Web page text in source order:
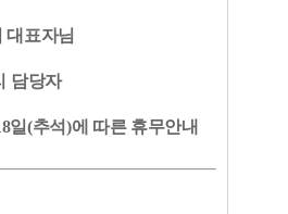
대표자님
담당자
일(추석)에 따른 휴무안내